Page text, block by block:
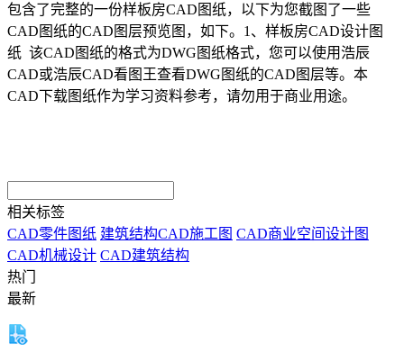
包含了完整的一份样板房CAD图纸，以下为您截图了一些
CAD图纸的CAD图层预览图，如下。1、样板房CAD设计图
纸 该CAD图纸的格式为DWG图纸格式，您可以使用浩辰
CAD或浩辰CAD看图王查看DWG图纸的CAD图层等。本
CAD下载图纸作为学习资料参考，请勿用于商业用途。
相关标签
CAD零件图纸 建筑结构CAD施工图 CAD商业空间设计图
CAD机械设计 CAD建筑结构
热门
最新